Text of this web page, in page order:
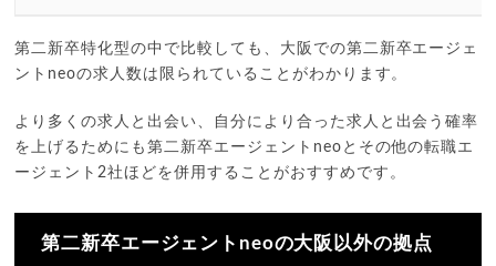
第二新卒特化型の中で比較しても、大阪での第二新卒エージェ
ントneoの求人数は限られていることがわかります。
より多くの求人と出会い、自分により合った求人と出会う確率
を上げるためにも第二新卒エージェントneoとその他の転職エ
ージェント2社ほどを併用することがおすすめです。
第二新卒エージェントneoの大阪以外の拠点